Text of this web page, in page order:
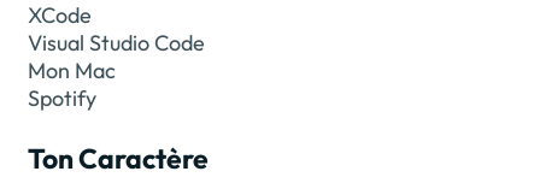
XCode
Visual Studio Code
Mon Mac
Spotify
Ton Caractère